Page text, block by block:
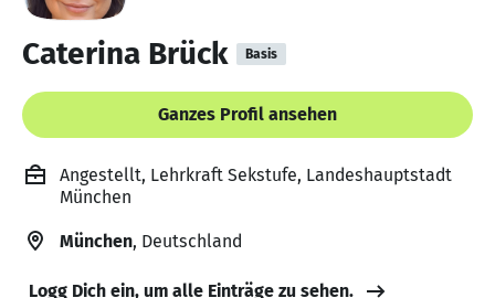
Caterina Brück Basis
Ganzes Profil ansehen
Angestellt, Lehrkraft Sekstufe, Landeshauptstadt
München
München, Deutschland
Logg Dich ein, um alle Einträge zu sehen.